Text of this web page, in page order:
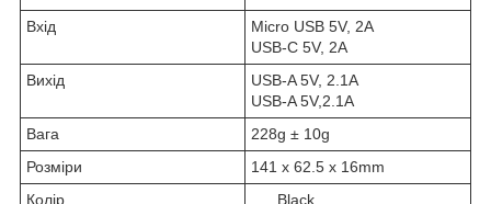
Вхід
Micro USB 5V, 2A
USB-C 5V, 2A
Вихід
USB-A 5V, 2.1A
USB-A 5V,2.1A
Вага
228g ± 10g
Розміри
141 x 62.5 x 16mm
Колір
Black